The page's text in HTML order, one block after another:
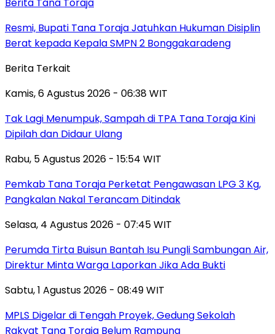
Resmi, Bupati Tana Toraja Jatuhkan Hukuman Disiplin
Berat kepada Kepala SMPN 2 Bonggakaradeng
Berita Terkait
Kamis, 6 Agustus 2026 - 06:38 WIT
Tak Lagi Menumpuk, Sampah di TPA Tana Toraja Kini
Dipilah dan Didaur Ulang
Rabu, 5 Agustus 2026 - 15:54 WIT
Pemkab Tana Toraja Perketat Pengawasan LPG 3 Kg,
Pangkalan Nakal Terancam Ditindak
Selasa, 4 Agustus 2026 - 07:45 WIT
Perumda Tirta Buisun Bantah Isu Pungli Sambungan Air,
Direktur Minta Warga Laporkan Jika Ada Bukti
Sabtu, 1 Agustus 2026 - 08:49 WIT
MPLS Digelar di Tengah Proyek, Gedung Sekolah
Rakyat Tana Toraja Belum Rampung